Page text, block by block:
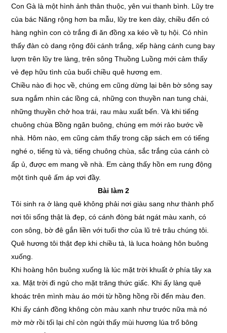
Con Gà là một hình ảnh thân thuộc, yên vui thanh bình. Lũy tre
của bác Năng rộng hơn ba mẫu, lũy tre ken dày, chiều đến có
hàng nghìn con cò trắng đi ăn đồng xa kéo về tụ hội. Có nhìn
thấy đàn cò dang rộng đôi cánh trắng, xếp hàng cánh cung bay
lượn trên lũy tre làng, trên sông Thuồng Luồng mới cảm thấy
vẻ đẹp hữu tình của buổi chiều quê hương em.
Chiều nào đi học về, chúng em cũng dừng lại bên bờ sông say
sưa ngắm nhìn các lồng cá, những con thuyền nan tung chài,
những thuyền chở hoa trái, rau màu xuất bến. Và khi tiếng
chuông chùa Bồng ngân buông, chúng em mới rảo bước về
nhà. Hôm nào, em cũng cảm thấy trong cặp sách em có tiếng
nghé o, tiếng tù và, tiếng chuông chùa, sắc trắng của cánh cò
ấp ủ, được em mang về nhà. Em càng thấy hồn em rung động
một tình quê ấm áp vơi đầy.
Bài làm 2
Tôi sinh ra ở làng quê không phải nơi giàu sang như thành phố
nơi tôi sống thật là đẹp, có cánh đòng bát ngát màu xanh, có
con sông, bờ đê gắn liền với tuổi thơ của lũ trẻ trâu chúng tôi.
Quê hương tôi thật đẹp khi chiều tà, là luca hoàng hôn buông
xuống.
Khi hoàng hôn buông xuống là lúc mặt trời khuất ở phía tây xa
xa. Mặt trời đi ngủ cho mặt trăng thức giấc. Khi ấy làng quê
khoác trên mình màu áo mới từ hồng hồng rồi đến màu đen.
Khi ấy cánh đồng không còn màu xanh như trước nữa mà nó
mờ mờ rồi tối lại chỉ còn ngửi thấy mùi hương lúa trổ bông